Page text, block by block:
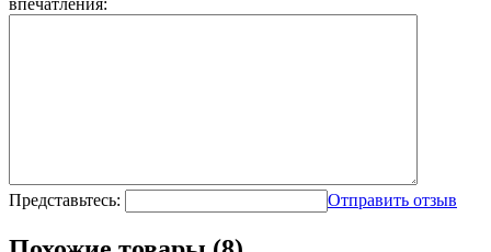
впечатления:
Представьтесь: Отправить отзыв